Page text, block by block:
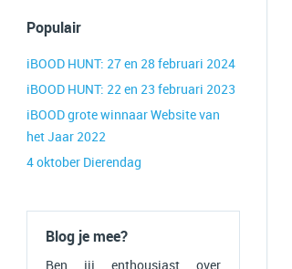
Populair
iBOOD HUNT: 27 en 28 februari 2024
iBOOD HUNT: 22 en 23 februari 2023
iBOOD grote winnaar Website van
het Jaar 2022
4 oktober Dierendag
Blog je mee?
Ben jij enthousiast over